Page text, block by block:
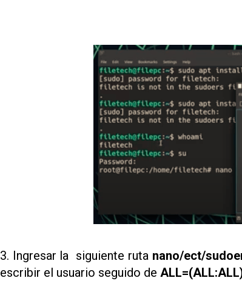
3. Ingresar la siguiente ruta nano/ect/
escribir el usuario seguido de